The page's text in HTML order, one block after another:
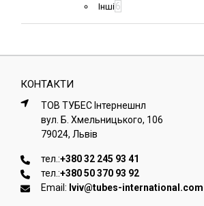
Інші6
КОНТАКТИ
ТОВ ТУБЕС Iнтернешнл
вул. Б. Хмельницького, 106
79024, Львiв
тел.:+380 32 245 93 41
тел.:+380 50 370 93 92
Email: lviv@tubes-international.com